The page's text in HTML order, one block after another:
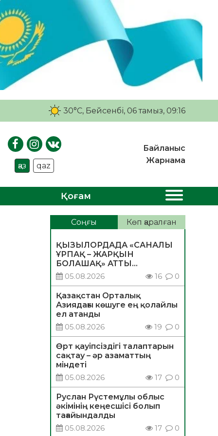
30°C, Бейсенбі, 06 тамыз, 09:16
қаз qaz
Байланыс
Жарнама
Қоғам
Соңғы Көп қаралған
ҚЫЗЫЛОРДАДА «САНАЛЫ
ҰРПАҚ – ЖАРҚЫН
БОЛАШАҚ» АТТЫ
КЕҢЕЙТІЛГЕН МӘЖІЛІС
ӨТТІ
05.08.2026 16 0
Қазақстан Орталық
Азиядағы көшуге ең қолайлы
ел атанды
05.08.2026
19 0
Өрт қауіпсіздігі талаптарын
сақтау – әр азаматтың
міндеті
05.08.2026
17 0
Руслан Рүстемұлы облыс
әкімінің кеңесшісі болып
тағайындалды
05.08.2026
17 0